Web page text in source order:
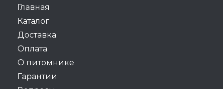
Главная
Каталог
Доставка
Оплата
О питомнике
Гарантии